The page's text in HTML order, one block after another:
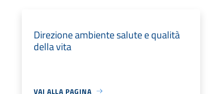
Direzione ambiente salute e qualità
della vita
VAI ALLA PAGINA